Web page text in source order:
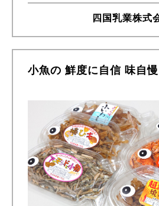
四国乳業株式
小魚の 鮮度に自信 味自慢